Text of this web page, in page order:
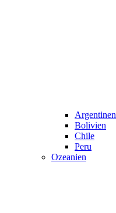
Argentinen
Bolivien
Chile
Peru
Ozeanien